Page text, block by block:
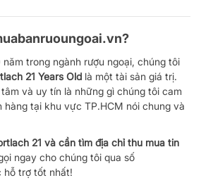
năm trong ngành rượu ngoại, chúng tôi
21 Years Old là một tài sản giá trị.
và uy tín là những gì chúng tôi cam
hàng tại khu vực TP.HCM nói chung và
21 và cần tìm địa chỉ thu mua tin
ngay cho chúng tôi qua số
hỗ trợ tốt nhất!